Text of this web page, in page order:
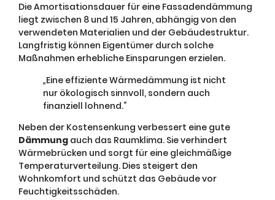
Die Amortisationsdauer für eine Fassadendämmung
liegt zwischen 8 und 15 Jahren, abhängig von den
verwendeten Materialien und der Gebäudestruktur.
Langfristig können Eigentümer durch solche
Maßnahmen erhebliche Einsparungen erzielen.
„Eine effiziente Wärmedämmung ist nicht
nur ökologisch sinnvoll, sondern auch
finanziell lohnend.“
Neben der Kostensenkung verbessert eine gute
Dämmung auch das Raumklima. Sie verhindert
Wärmebrücken und sorgt für eine gleichmäßige
Temperaturverteilung. Dies steigert den
Wohnkomfort und schützt das Gebäude vor
Feuchtigkeitsschäden.